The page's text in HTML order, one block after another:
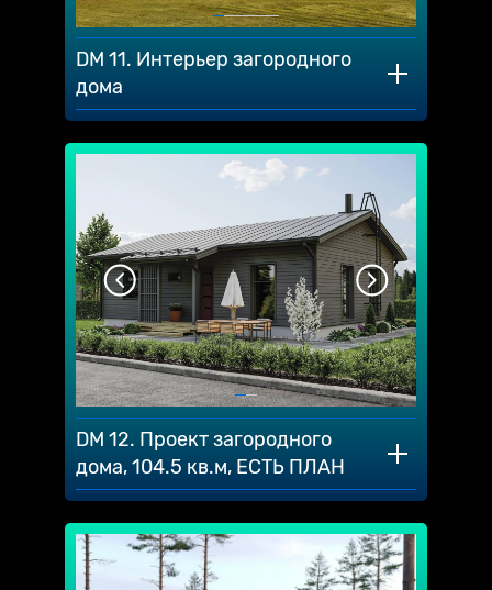
DM 11. Интерьер загородного
дома
DM 12. Проект загородного
дома, 104.5 кв.м, ЕСТЬ ПЛАН